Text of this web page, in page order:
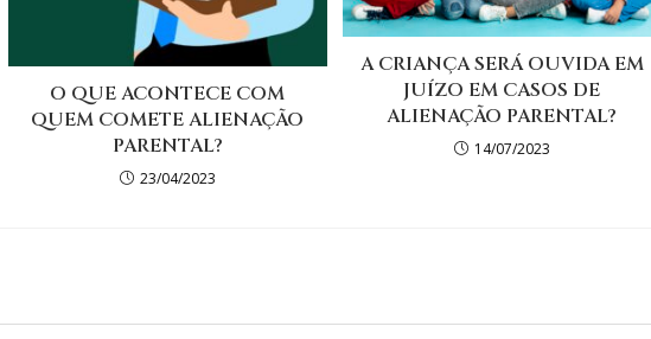
O QUE ACONTECE COM
QUEM COMETE ALIENAÇÃO
PARENTAL?
23/04/2023
A CRIANÇA SERÁ OUVIDA EM
JUÍZO EM CASOS DE
ALIENAÇÃO PARENTAL?
14/07/2023